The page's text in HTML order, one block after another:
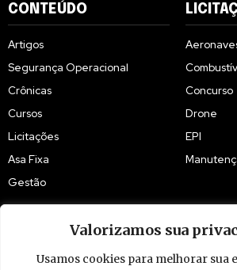
Valorizamos sua
Usamos cookies para melhorar sua
CONTEÚDO
Artigos
Segurança Operacional
Crônicas
Cursos
Licitações
Asa Fixa
Gestão
Concurso
Drone
EPI